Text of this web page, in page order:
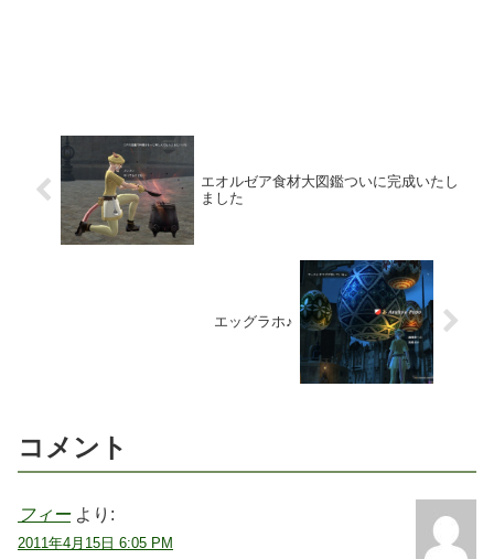
エオルゼア食材大図鑑ついに完成いたし
ました
エッグラホ♪
コメント
フィー より:
2011年4月15日 6:05 PM